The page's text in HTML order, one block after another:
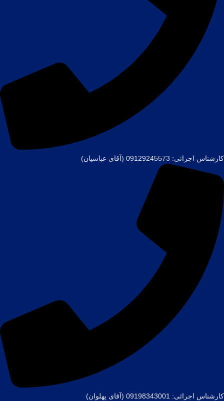
کارشناس اجرائی: 09129245573 (آقای عباسیان)
کارشناس اجرائی: 09198343001 (آقای پهلوان)